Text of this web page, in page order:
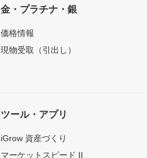
金・プラチナ・銀
価格情報
現物受取（引出し）
ツール・アプリ
iGrow 資産づくり
マーケットスピード II